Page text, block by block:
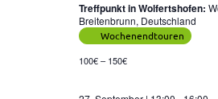
Treffpunkt in Wolfertshofen:
Breitenbrunn, Deutschland
Wochenendtouren
100€ – 150€